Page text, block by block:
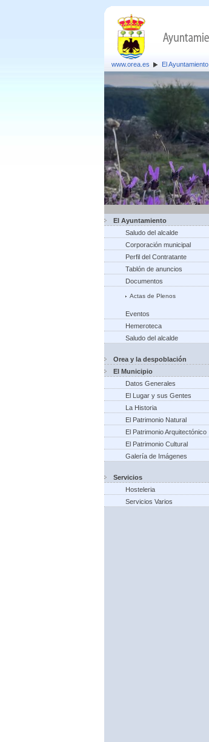
www.orea.es El Ayuntamiento
El Ayuntamiento
Saludo del alcalde
Corporación municipal
Perfil del Contratante
Tablón de anuncios
Documentos
Actas de Plenos
Eventos
Hemeroteca
Saludo del alcalde
Orea y la despoblación
El Municipio
Datos Generales
El Lugar y sus Gentes
La Historia
El Patrimonio Natural
El Patrimonio Arquitectónico
El Patrimonio Cultural
Galería de Imágenes
Servicios
Hosteleria
Servicios Varios